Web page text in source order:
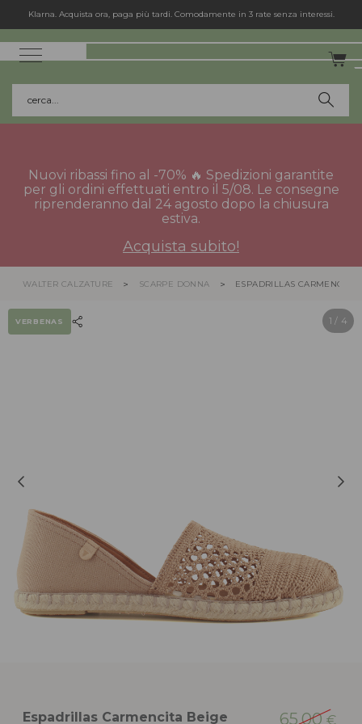
Klarna. Acquista ora, paga più tardi. Comodamente in 3 rate senza interessi.
cerca...
Nuovi ribassi fino al -70% 🔥 Spedizioni garantite
per gli ordini effettuati entro il 5/08. Le consegne
riprenderanno dal 24 agosto dopo la chiusura
estiva.
Acquista subito!
WALTER CALZATURE SCARPE DONNA ESPADRILLAS CARMENCITA
1 / 4
VERBENAS
Espadrillas Carmencita Beige 65,00€